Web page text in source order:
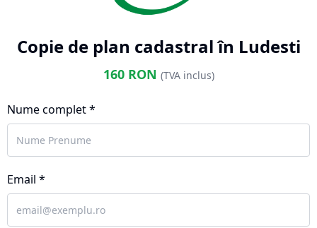
Copie de plan cadastral în Ludesti
160RON (TVA inclus)
Nume complet *
Email *